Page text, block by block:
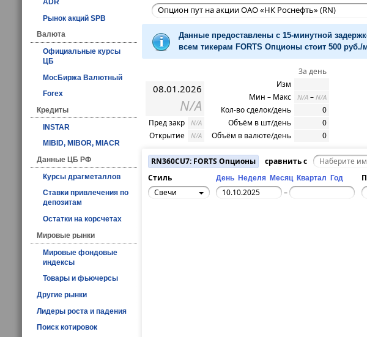
ADR
Рынок акций SPB
Валюта
Официальные курсы
ЦБ
МосБиржа Валютный
Forex
Кредиты
INSTAR
MIBID, MIBOR, MIACR
Данные ЦБ РФ
Курсы драгметаллов
Ставки привлечения по
депозитам
Остатки на корсчетах
Мировые рынки
Мировые фондовые
индексы
Товары и фьючерсы
Другие рынки
Лидеры роста и падения
Поиск котировок
Опцион пут на акции ОАО «НК Роснефть» (RN)
Данные предоставлены с 15-минутной
всем тикерам FORTS Опционы стоит 500 руб./
08.01.2026
N/A
Пред закр N/A
Открытие N/A
За день
Изм
Мин – Макс
N/A – N/A
Кол-во сделок/день
0
Объём в шт/день
0
Объём в валюте/день
0
RN360CU7: FORTS Опционы
сравнить с
Стиль
День Неделя Месяц Квартал Год
Свечи
–